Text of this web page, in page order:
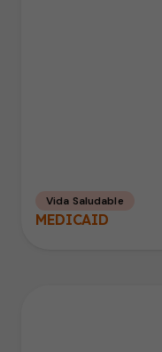
Vida Saludable
MEDICAID